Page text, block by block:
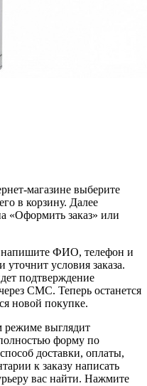
магазине выберите
в корзину. Далее
«Оформить заказ» или
напишите ФИО, телефон и
условия заказа.
подтверждение
СМС. Теперь останется
новой покупке.
режиме выглядит
форму по
доставки, оплаты,
к заказу написать
вас найти. Нажмите